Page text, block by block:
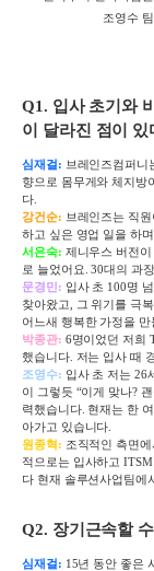
조영수
Q1. 입사 초기와
이 달라진 점이 있
심재걸: 브레인즈컴퍼니
향으로 몸무게와 체지방
다
강건순: 브레인즈는 직
하고 싶은 영업 일을 하
서은숙: 제니우스 버전
로 늘었어요. 30대의 과
문경민: 입사 초 100명
찾아왔고
그 위기를 극
어느새 행복한 가정을 만
박종관: 6명이었던 저희
했습니다. 저는 입사 때
조영수: 입사 초 저는26
이 그렇듯 “이게 맞나?
력했습니다. 현재는 한
아가고 있습니다
원종혁: 조직적인 측면
적으로는 입사하고 ITSM
다 현재 솔루션사업팀에
Q2. 장기근속할
심재걸: 15년 동안 좋은